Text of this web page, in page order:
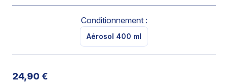
Conditionnement :
Aérosol 400 ml
24,90 €